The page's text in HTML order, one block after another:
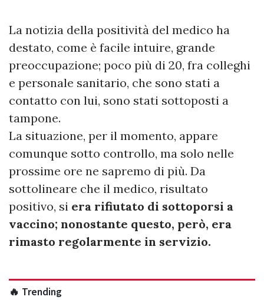
La notizia della positività del medico ha
destato, come è facile intuire, grande
preoccupazione; poco più di 20, fra colleghi
e personale sanitario, che sono stati a
contatto con lui, sono stati sottoposti a
tampone.
La situazione, per il momento, appare
comunque sotto controllo, ma solo nelle
prossime ore ne sapremo di più. Da
sottolineare che il medico, risultato
positivo, si era rifiutato di sottoporsi a
vaccino; nonostante questo, però, era
rimasto regolarmente in servizio.
🔥 Trending